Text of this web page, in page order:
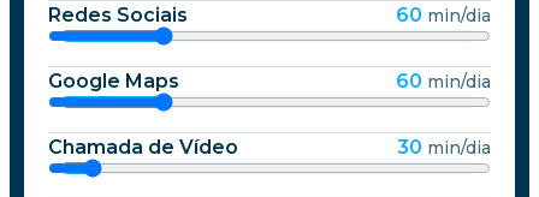
Redes Sociais 60 min/dia
Google Maps 60 min/dia
Chamada de Vídeo 30 min/dia